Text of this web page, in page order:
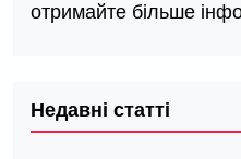
отримайте більше
Недавні статті